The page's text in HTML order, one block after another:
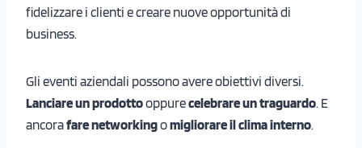
fidelizzare i clienti e creare nuove opportunità di
business.
Gli eventi aziendali possono avere obiettivi diversi.
Lanciare un prodottooppurecelebrare un traguardo. E
ancorafare networkingomigliorare il clima interno.